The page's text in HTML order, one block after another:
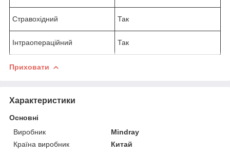
Стравохідний Так
Інтраопераційний Так
Приховати
Характеристики
Основні
Виробник
Mindray
Країна виробник
Китай